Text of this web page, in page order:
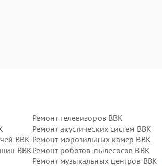
Ремонт телевизоров BBK
Ремонт акустических систем BBK
BBK Ремонт морозильных камер BBK
BBKРемонт роботов-пылесосов BBK
Ремонт музыкальных центров BBK